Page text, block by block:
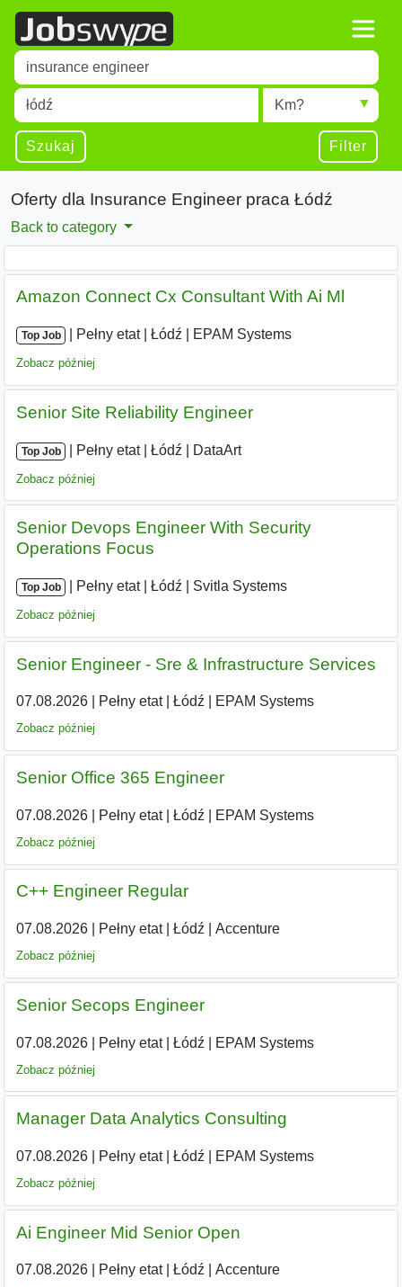
Title
Type 1 or more characters for results.
Miejscowość
Type 1 or more characters for results.
Radius
Szukaj Filter
Oferty dla Insurance Engineer praca Łódź
Back to category
Amazon Connect Cx Consultant With Ai Ml
Top Job Pełny etat| Łódź EPAM Systems
Zobacz później
Senior Site Reliability Engineer
Top Job Pełny etat| Łódź DataArt
Zobacz później
Senior Devops Engineer With Security
Operations Focus
Top Job Pełny etat| Łódź Svitla Systems
Zobacz później
Senior Engineer - Sre & Infrastructure Services
07.08.2026| Pełny etat| Łódź EPAM Systems
Zobacz później
Senior Office 365 Engineer
07.08.2026| Pełny etat| Łódź EPAM Systems
Zobacz później
C++ Engineer Regular
07.08.2026| Pełny etat| Łódź Accenture
Zobacz później
Senior Secops Engineer
07.08.2026| Pełny etat| Łódź EPAM Systems
Zobacz później
Manager Data Analytics Consulting
07.08.2026| Pełny etat| Łódź EPAM Systems
Zobacz później
Ai Engineer Mid Senior Open
07.08.2026| Pełny etat| Łódź Accenture